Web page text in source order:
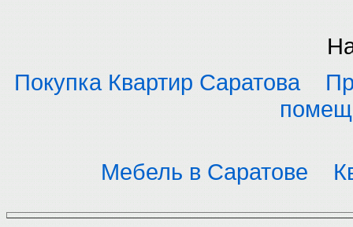
Покупка Квартир Саратова
Мебель в Саратове